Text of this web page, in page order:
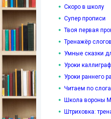
Скоро в школу
Супер прописи
Твоя первая
Тренажёр
Умные сказки
Уроки
Уроки раннего
Читаем по
Школа вороны
Штриховка: